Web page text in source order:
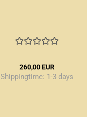
260,00 EUR
Shippingtime: 1-3 days